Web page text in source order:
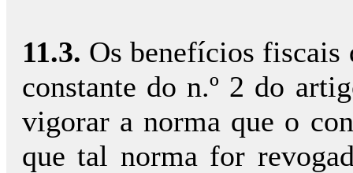
11.3. Os benefícios fiscais
constante do n.º 2 do
vigorar a norma que o
que tal norma for